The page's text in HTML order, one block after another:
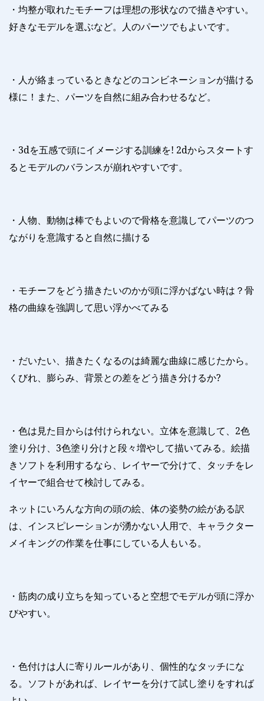
・均整が取れたモチーフは理想の形状なので描きやすい。
好きなモデルを選ぶなど。人のパーツでもよいです。
・人が絡まっているときなどのコンビネーションが描ける
様に！また、パーツを自然に組み合わせるなど。
・ 3dを五感で頭にイメージする訓練を! 2dからスタートす
るとモデルのバランスが崩れやすいです。
・人物、動物は棒でもよいので骨格を意識してパーツのつ
ながりを意識すると自然に描ける
・モチーフをどう描きたいのかが頭に浮かばない時は？骨
格の曲線を強調して思い浮かべてみる
・だいたい、描きたくなるのは綺麗な曲線に感じたから。
くびれ、膨らみ、背景との差をどう描き分けるか?
・色は見た目からは付けられない。立体を意識して、 2色
塗り分け、 3色塗り分けと段々増やして描いてみる。絵描
きソフトを利用するなら、レイヤーで分けて、タッチをレ
イヤーで組合せて検討してみる。
ネットにいろんな方向の頭の絵、体の姿勢の絵がある訳
は、インスピレーションが湧かない人用で、キャラクター
メイキングの作業を仕事にしている人もいる。
・筋肉の成り立ちを知っていると空想でモデルが頭に浮か
びやすい。
・色付けは人に寄りルールがあり、個性的なタッチにな
る。ソフトがあれば、レイヤーを分けて試し塗りをすれば